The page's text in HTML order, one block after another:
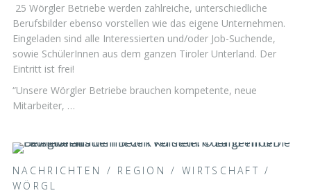
25 Wörgler Betriebe werden zahlreiche, unterschiedliche
Berufsbilder ebenso vorstellen wie das eigene Unternehmen.
Eingeladen sind alle Interessierten und/oder Job-Suchende,
sowie SchülerInnen aus dem ganzen Tiroler Unterland. Der
Eintritt ist frei!
“Unsere Wörgler Betriebe brauchen kompetente, neue
Mitarbeiter, …
NACHRICHTEN / REGION /WIRTSCHAFT /
WÖRGL